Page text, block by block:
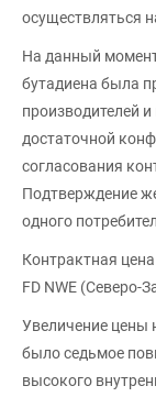
осуществляться
На данный
бутадиена была
производителей и
достаточной
согласования
Подтверждение
одного
Контрактная
FD NWE (Северо-
Увеличение цены
было седьмое
высокого